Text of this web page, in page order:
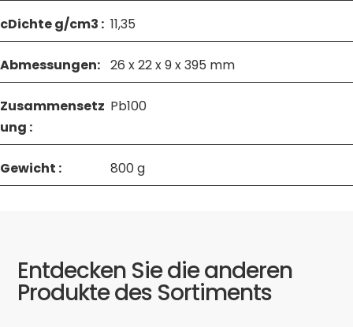
cDichte g/cm3 : 11,35
Abmessungen: 26 x 22 x 9 x 395 mm
Zusammensetz
ung :
Pb100
Gewicht : 800 g
Entdecken Sie die anderen
Produkte des Sortiments